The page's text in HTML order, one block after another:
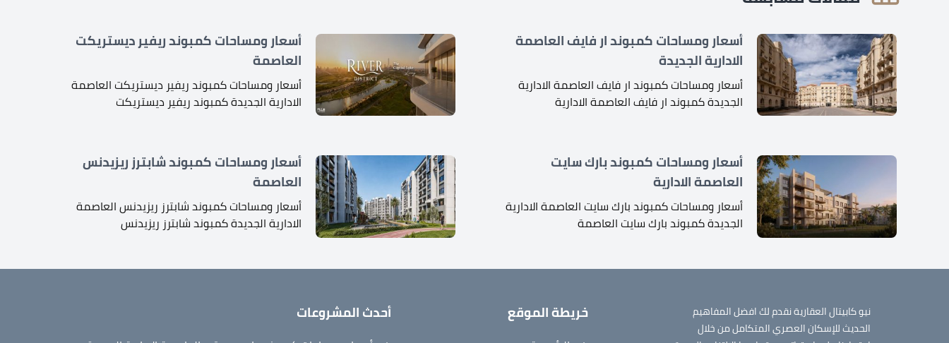
أسعار ومساحات كمبوند ار فايف العاصمة
الادارية الجديدة
أسعار ومساحات كمبوند ار فايف العاصمة الادارية
الجديدة كمبوند ار فايف العاصمة الادارية
أسعار ومساحات كمبوند ريفير ديستريكت
العاصمة
أسعار ومساحات كمبوند ريفير ديستريكت العاصمة
الادارية الجديدة كمبوند ريفير ديستريكت
أسعار ومساحات كمبوند بارك سايت
العاصمة الادارية
أسعار ومساحات كمبوند بارك سايت العاصمة الادارية
الجديدة كمبوند بارك سايت العاصمة
أسعار ومساحات كمبوند شابترز ريزيدنس
العاصمة
أسعار ومساحات كمبوند شابترز ريزيدنس العاصمة
الادارية الجديدة كمبوند شابترز ريزيدنس
نيو كابيتال العقارية نقدم لك افضل المفاهيم
الحديث للإسكان العصري المتكامل من خلال
خريطة الموقع أحدث المشروعات